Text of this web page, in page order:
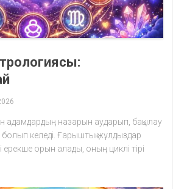
адамдардың назарын аударып, бақылау
келеді. Ғарыштық жұлдыздар
ерекше орын алады, оның циклі тірі